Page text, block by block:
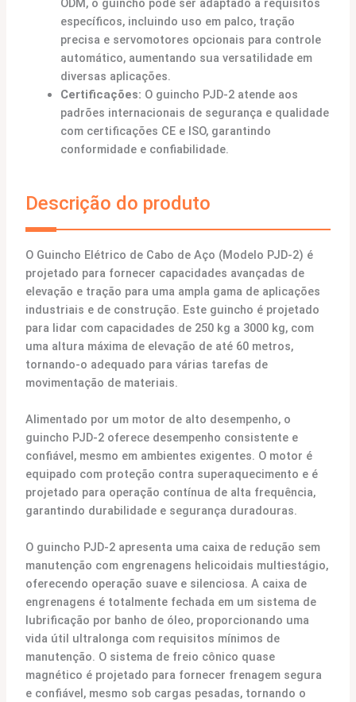
ODM, o guincho pode ser adaptado a requisitos
específicos, incluindo uso em palco, tração
precisa e servomotores opcionais para controle
automático, aumentando sua versatilidade em
diversas aplicações.
Certificações: O guincho PJD-2 atende aos
padrões internacionais de segurança e qualidade
com certificações CE e ISO, garantindo
conformidade e confiabilidade.
Descrição do produto
O Guincho Elétrico de Cabo de Aço (Modelo PJD-2) é
projetado para fornecer capacidades avançadas de
elevação e tração para uma ampla gama de aplicações
industriais e de construção. Este guincho é projetado
para lidar com capacidades de 250 kg a 3000 kg, com
uma altura máxima de elevação de até 60 metros,
tornando-o adequado para várias tarefas de
movimentação de materiais.
Alimentado por um motor de alto desempenho, o
guincho PJD-2 oferece desempenho consistente e
confiável, mesmo em ambientes exigentes. O motor é
equipado com proteção contra superaquecimento e é
projetado para operação contínua de alta frequência,
garantindo durabilidade e segurança duradouras.
O guincho PJD-2 apresenta uma caixa de redução sem
manutenção com engrenagens helicoidais multiestágio,
oferecendo operação suave e silenciosa. A caixa de
engrenagens é totalmente fechada em um sistema de
lubrificação por banho de óleo, proporcionando uma
vida útil ultralonga com requisitos mínimos de
manutenção. O sistema de freio cônico quase
magnético é projetado para fornecer frenagem segura
e confiável, mesmo sob cargas pesadas, tornando o